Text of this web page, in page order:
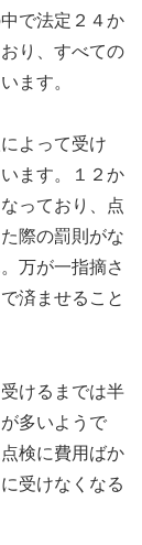
で法定２４か
り、すべての
ます。
よって受け
ます。１２か
っており、点
際の罰則がな
万が一指摘さ
済ませること
けるまでは半
多いようで
検に費用ばか
受けなくなる